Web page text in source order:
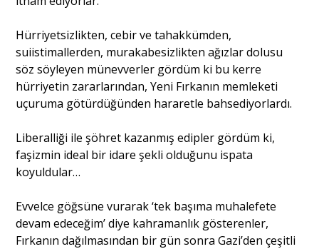
Hürriyetsizlikten, cebir ve tahakkümden,
suiistimallerden, murakabesizlikten ağızlar dolusu
söz söyleyen münevverler gördüm ki bu kerre
hürriyetin zararlarından, Yeni Fırkanın memleketi
uçuruma götürdüğünden hararetle bahsediyorlardı.
Liberalliği ile şöhret kazanmış edipler gördüm ki,
faşizmin ideal bir idare şekli olduğunu ispata
koyuldular…
Evvelce göğsüne vurarak ‘tek başıma muhalefete
devam edeceğim’ diye kahramanlık gösterenler,
Fırkanın dağılmasından bir gün sonra Gazi’den çeşitli